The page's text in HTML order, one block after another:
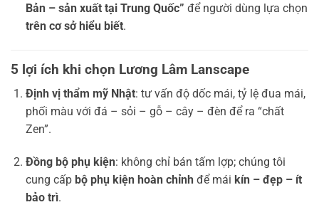
Bản – sản xuất tại Trung Quốc” để người dùng lựa chọn
trên cơ sở hiểu biết.
5 lợi ích khi chọn Lương Lâm Lanscape
Định vị thẩm mỹ Nhật: tư vấn độ dốc mái, tỷ lệ đua mái,
phối màu với đá – sỏi – gỗ – cây – đèn để ra “chất
Zen”.
Đồng bộ phụ kiện: không chỉ bán tấm lợp; chúng tôi
cung cấp bộ phụ kiện hoàn chỉnhđể mái kín – đẹp – ít
bảo trì.